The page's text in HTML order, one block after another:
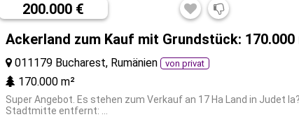
200.000 €
Ackerland zum Kauf mit Grundstück: 170.000
011179 Bucharest, Rumänien von privat
170.000 m²
Super Angebot. Es stehen zum Verkauf an 17 Ha Land in Judet
Stadtmitte entfernt: ...